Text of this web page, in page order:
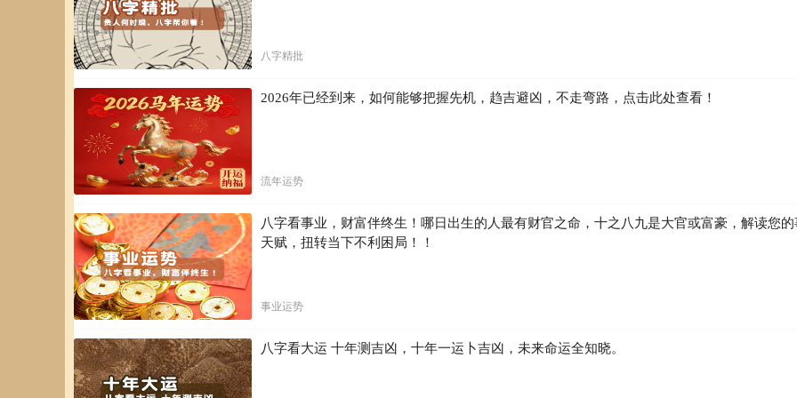
八字精批
2026年已经到来，如何能够把握先机，趋吉避凶，不走弯路，点击此处查看！
流年运势
八字看事业，财富伴终生！哪日出生的人最有财官之命，十之八九是大官或富豪，解读您
天赋，扭转当下不利困局！！
事业运势
八字看大运 十年测吉凶，十年一运卜吉凶，未来命运全知晓。